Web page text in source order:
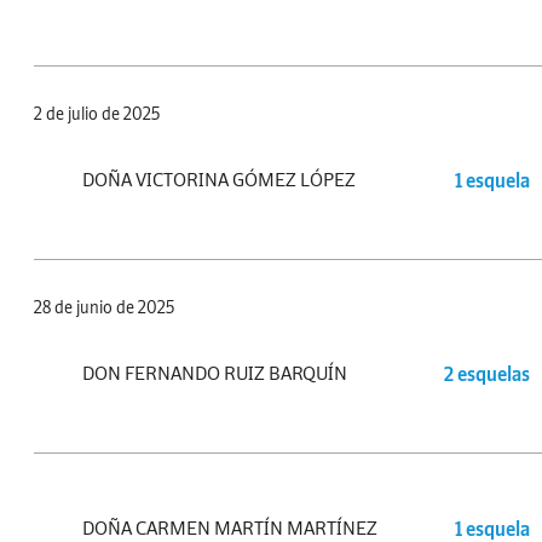
2 de julio de 2025
DOÑA VICTORINA GÓMEZ LÓPEZ 1 esquela
28 de junio de 2025
DON FERNANDO RUIZ BARQUÍN 2 esquelas
DOÑA CARMEN MARTÍN MARTÍNEZ 1 esquela